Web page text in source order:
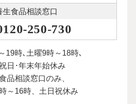
生食品相談窓口
250-730
19時､土曜9時～18時､
日･年末年始休み
品相談窓口のみ、
～16時、土日祝休み